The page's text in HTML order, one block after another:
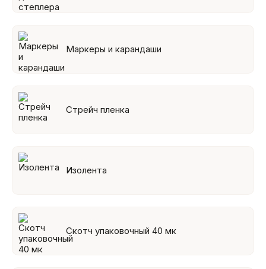
Маркеры и карандаши
Стрейч пленка
Изолента
Скотч упаковочный 40 мк